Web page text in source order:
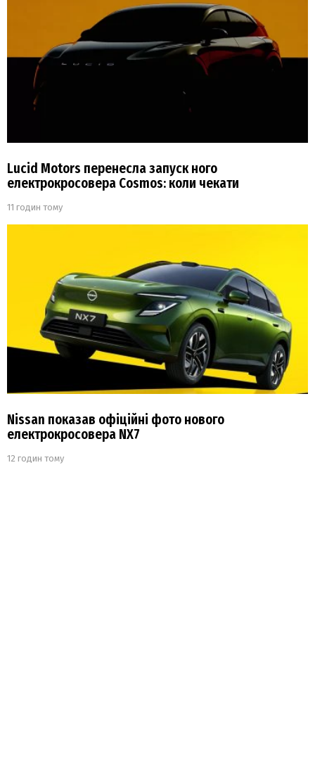
Lucid Motors перенесла запуск ного
електрокросовера Cosmos: коли чекати
11 годин тому
Nissan показав офіційні фото нового
електрокросовера NX7
12 годин тому